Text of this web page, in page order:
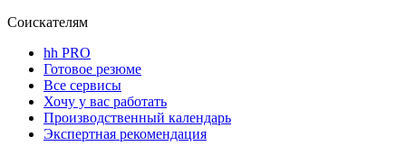
Соискателям
hh PRO
Готовое резюме
Все сервисы
Хочу у вас работать
Производственный календарь
Экспертная рекомендация